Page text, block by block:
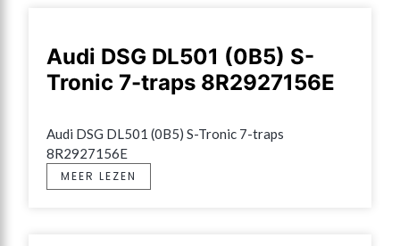
Audi DSG DL501 (0B5) S-
Tronic 7-traps 8R2927156E
Audi DSG DL501 (0B5) S-Tronic 7-traps
8R2927156E
MEER LEZEN